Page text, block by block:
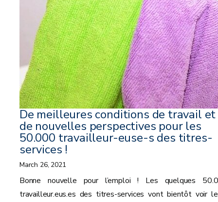
De meilleures conditions de travail et
de nouvelles perspectives pour les
50.000 travailleur-euse-s des titres-
services !
March 26, 2021
Bonne nouvelle pour l’emploi ! Les quelques
travailleur.eus.es des titres-services vont bientôt voir